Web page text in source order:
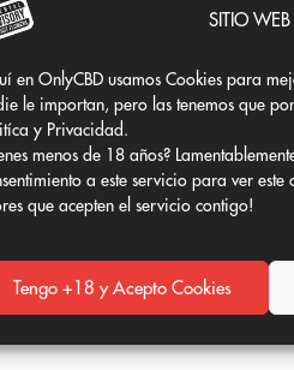
SITIO
en OnlyCBD usamos Cookies para
le importan, pero las tenemos que
y Privacidad.
menos de 18 años?
a este servicio para ver este
que acepten el servicio contigo!
Tengo +18 y Acepto Cookies
correspondiente.
de Only CBD.